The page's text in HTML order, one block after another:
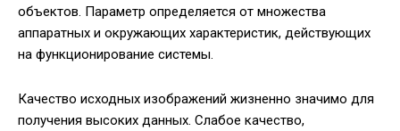
объектов. Параметр определяется от множества
аппаратных и окружающих характеристик, действующих
на функционирование системы.
Качество исходных изображений жизненно значимо для
получения высоких данных. Слабое качество,